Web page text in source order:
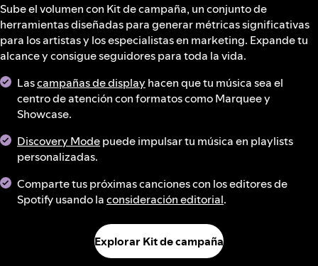
Sube el volumen con Kit de campaña, un conjunto de
herramientas diseñadas para generar métricas significativas
para los artistas y los especialistas en marketing. Expande tu
alcance y consigue seguidores para toda la vida.
Lascampañas de display hacen que tu música sea el
centro de atención con formatos como Marquee y
Showcase.
Discovery Modepuede impulsar tu música en playlists
personalizadas.
Comparte tus próximas canciones con los editores de
Spotify usando laconsideración editorial.
Explorar Kit de campaña